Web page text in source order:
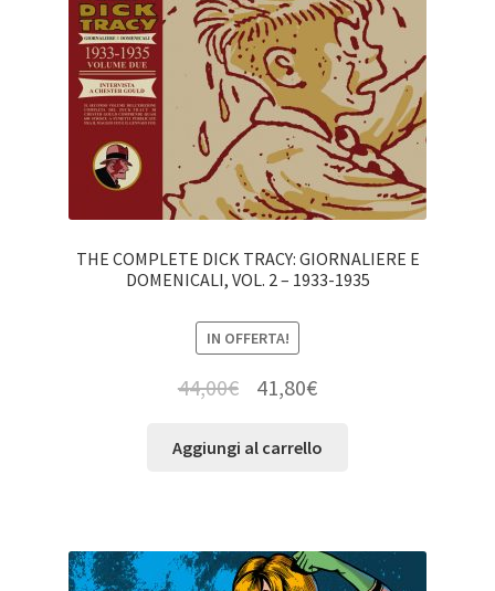
THE COMPLETE DICK TRACY: GIORNALIERE E
DOMENICALI, VOL. 2 – 1933-1935
IN OFFERTA!
44,00€ 41,80€
Aggiungi al carrello